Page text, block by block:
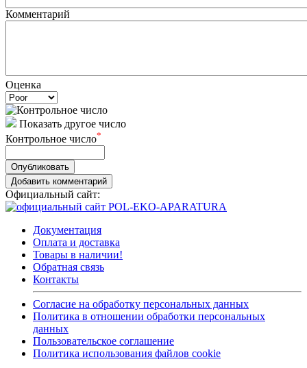
Комментарий
Оценка
Показать другое число
Контрольное число*
Опубликовать
Добавить комментарий
Официальный сайт:
Документация
Оплата и доставка
Товары в наличии!
Обратная связь
Контакты
Согласие на обработку персональных данных
Политика в отношении обработки персональных
данных
Пользовательское соглашение
Политика использования файлов cookie